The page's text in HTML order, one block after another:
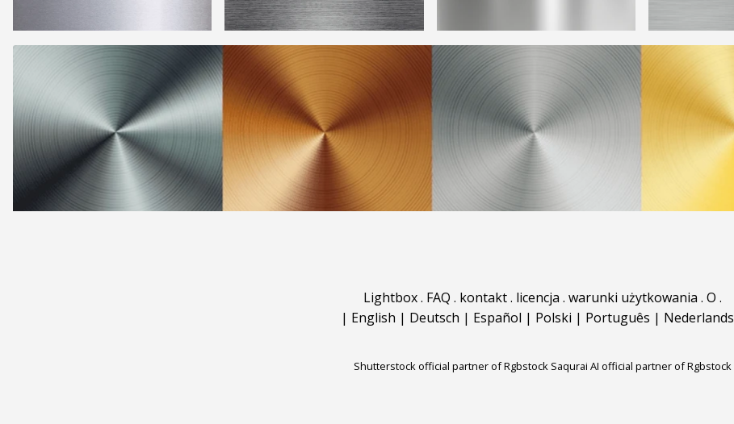
Lightbox. FAQ . kontakt. licencja . warunki użytkowania . O .
| English | Deutsch | Español | Polski | Português | Nederlands
Shutterstock official partner of Rgbstock Saqurai AI official partner of Rgbstock